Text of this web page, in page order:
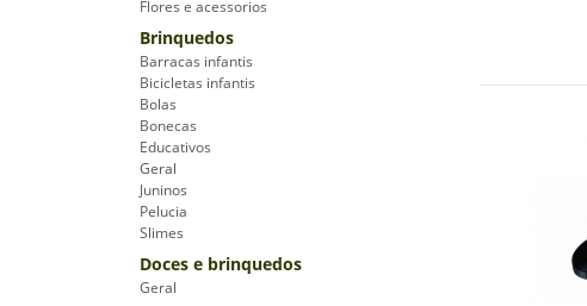
Flores e acessorios
Brinquedos
Barracas infantis
Bicicletas infantis
Bolas
Bonecas
Educativos
Geral
Juninos
Pelucia
Slimes
Doces e brinquedos
Geral